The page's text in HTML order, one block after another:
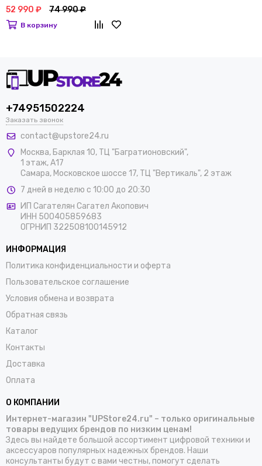
SIM+eSIM)
52 990 ₽ 74 990 ₽
В корзину
+74951502224
Заказать звонок
contact@upstore24.ru
Москва, Барклая 10, ТЦ "Багратионовский",
1 этаж, А17
Самара, Московское шоссе 17, ТЦ "Вертикаль", 2 этаж
7 дней в неделю с 10:00 до 20:30
ИП Сагателян Сагател Акопович
ИНН 500405859683
ОГРНИП 322508100145912
ИНФОРМАЦИЯ
Политика конфиденциальности и оферта
Пользовательское соглашение
Условия обмена и возврата
Обратная связь
Каталог
Контакты
Доставка
Оплата
О КОМПАНИИ
Интернет-магазин "UPStore24.ru" – только оригинальные
товары ведущих брендов по низким ценам!
Здесь вы найдете большой ассортимент цифровой техники и
аксессуаров популярных надежных брендов. Наши
консультанты будут с вами честны, помогут сделать